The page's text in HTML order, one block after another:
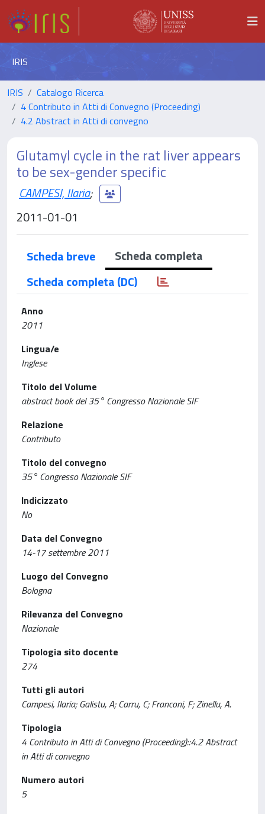
IRIS
IRIS
Catalogo Ricerca
4 Contributo in Atti di Convegno (Proceeding)
4.2 Abstract in Atti di convegno
Glutamyl cycle in the rat liver appears
to be sex-gender specific
CAMPESI, Ilaria;
2011-01-01
Scheda breve
Scheda completa
Scheda completa (DC)
Anno
2011
Lingua/e
Inglese
Titolo del Volume
abstract book del 35° Congresso Nazionale SIF
Relazione
Contributo
Titolo del convegno
35° Congresso Nazionale SIF
Indicizzato
No
Data del Convegno
14-17 settembre 2011
Luogo del Convegno
Bologna
Rilevanza del Convegno
Nazionale
Tipologia sito docente
274
Tutti gli autori
Campesi, Ilaria; Galistu, A; Carru, C; Franconi, F; Zinellu, A.
Tipologia
4 Contributo in Atti di Convegno (Proceeding)::4.2 Abstract
in Atti di convegno
Numero autori
5